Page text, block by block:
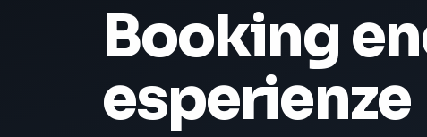
Booking
esperienze